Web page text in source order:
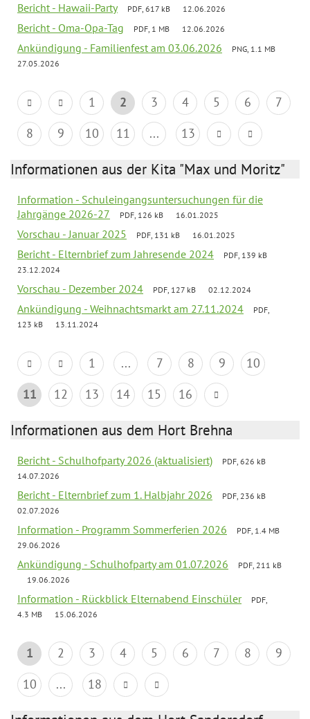
Bericht - Hawaii-Party PDF, 617 kB 12.06.2026
Bericht - Oma-Opa-Tag PDF, 1 MB 12.06.2026
Ankündigung - Familienfest am 03.06.2026
PNG, 1.1 MB
27.05.2026
1 2 3 4 5 6
7
8
9 10 11 ... 13
Informationen aus der Kita "Max und Moritz"
Information - Schuleingangsuntersuchungen für die
Jahrgänge 2026-27
PDF, 126 kB 16.01.2025
Vorschau - Januar 2025 PDF, 131 kB 16.01.2025
Bericht - Elternbrief zum Jahresende 2024
PDF, 139 kB
23.12.2024
Vorschau - Dezember 2024 PDF, 127 kB 02.12.2024
Ankündigung - Weihnachtsmarkt am 27.11.2024
PDF,
123 kB
13.11.2024
1 ... 7 8 9
10
11
12 13 14 15 16
Informationen aus dem Hort Brehna
Bericht - Schulhofparty 2026 (aktualisiert)
PDF, 626 kB
14.07.2026
Bericht - Elternbrief zum 1. Halbjahr 2026
PDF, 236 kB
02.07.2026
Information - Programm Sommerferien 2026
PDF, 1.4 MB
29.06.2026
Ankündigung - Schulhofparty am 01.07.2026
PDF, 211 kB
19.06.2026
Information - Rückblick Elternabend Einschüler
PDF,
4.3 MB
15.06.2026
1 2 3 4 5 6 7 8
9
10
... 18